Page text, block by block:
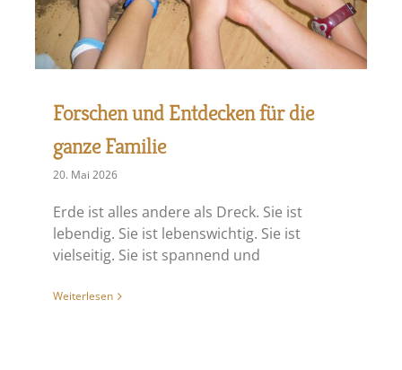
Forschen und Entdecken für die
ganze Familie
20. Mai 2026
Erde ist alles andere als Dreck. Sie ist
lebendig. Sie ist lebenswichtig. Sie ist
vielseitig. Sie ist spannend und
Weiterlesen